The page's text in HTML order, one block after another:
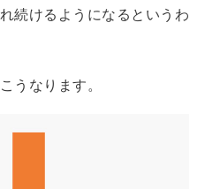
続けるようになるというわ
うなります。